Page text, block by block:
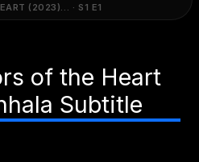
(2023)… · S1 E1
of the Heart
Subtitle